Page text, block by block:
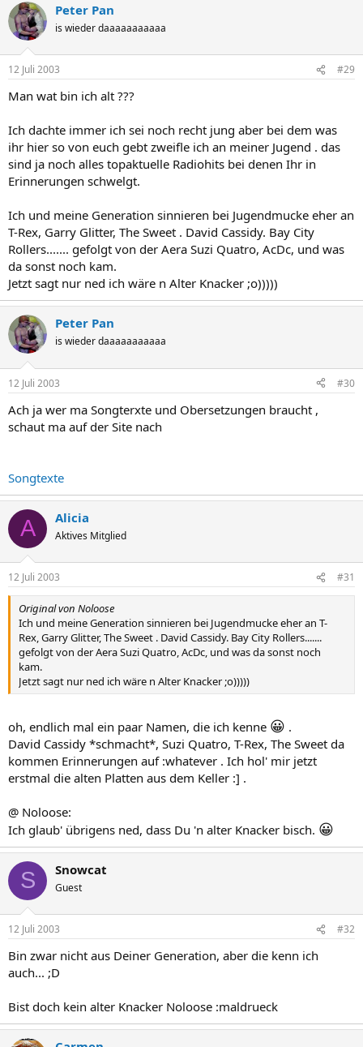
Peter Pan
is wieder daaaaaaaaaaa
12 Juli 2003 #29
Man wat bin ich alt ???
Ich dachte immer ich sei noch recht jung aber bei dem was
ihr hier so von euch gebt zweifle ich an meiner Jugend . das
sind ja noch alles topaktuelle Radiohits bei denen Ihr in
Erinnerungen schwelgt.
Ich und meine Generation sinnieren bei Jugendmucke eher an
T-Rex, Garry Glitter, The Sweet . David Cassidy. Bay City
Rollers....... gefolgt von der Aera Suzi Quatro, AcDc, und was
da sonst noch kam.
Jetzt sagt nur ned ich wäre n Alter Knacker ;o)))))
Peter Pan
is wieder daaaaaaaaaaa
12 Juli 2003 #30
Ach ja wer ma Songterxte und Obersetzungen braucht ,
schaut ma auf der Site nach
Songtexte
A Alicia
Aktives Mitglied
12 Juli 2003 #31
Original von Noloose
Ich und meine Generation sinnieren bei Jugendmucke eher an T-
Rex, Garry Glitter, The Sweet . David Cassidy. Bay City Rollers.......
gefolgt von der Aera Suzi Quatro, AcDc, und was da sonst noch
kam.
Jetzt sagt nur ned ich wäre n Alter Knacker ;o)))))
oh, endlich mal ein paar Namen, die ich kenne 😀 .
David Cassidy *schmacht*, Suzi Quatro, T-Rex, The Sweet da
kommen Erinnerungen auf :whatever . Ich hol' mir jetzt
erstmal die alten Platten aus dem Keller :] .
@ Noloose:
Ich glaub' übrigens ned, dass Du 'n alter Knacker bisch. 😀
S Snowcat
Guest
12 Juli 2003 #32
Bin zwar nicht aus Deiner Generation, aber die kenn ich
auch... ;D
Bist doch kein alter Knacker Noloose :maldrueck